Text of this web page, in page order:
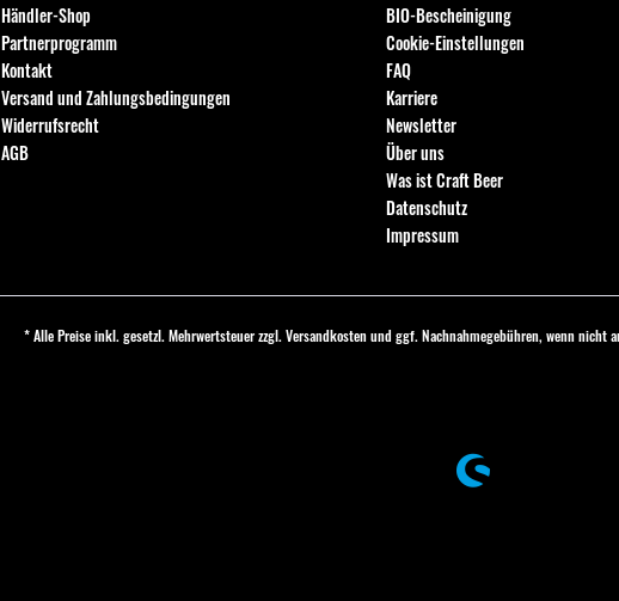
Händler-Shop
Partnerprogramm
Kontakt
Versand und Zahlungsbedingungen
Widerrufsrecht
AGB
BIO-Bescheinigung
Cookie-Einstellungen
FAQ
Karriere
Newsletter
Über uns
Was ist Craft Beer
Datenschutz
Impressum
* Alle Preise inkl. gesetzl. Mehrwertsteuer zzgl. Versandkostenund ggf. Nachnahmegebühren, wenn nicht